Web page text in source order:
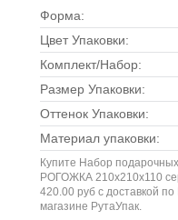
Форма:
Цвет Упаковки:
Комплект/Набор:
Размер Упаковки:
Оттенок Упаковки:
Материал упаковки:
Купите Набор
РОГОЖКА 210x210x110
420.00 руб с доставкой
магазине РутаУпак.